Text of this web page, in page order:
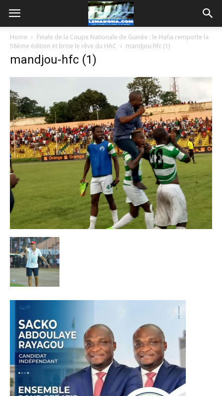
Home
Finale de la Coupe Nationale de Guinée : le Hafia remporte la
58ème édition et brise le rêve du HAC
mandjou-hfc (1)
mandjou-hfc (1)